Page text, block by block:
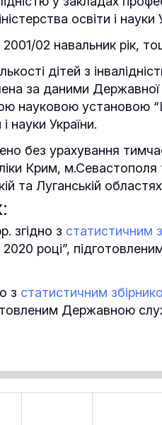
освіти і науки
02 навальник рік,
дітей з
за даними Державної
науковою установою
науки України.
без урахування
Крим,
та Луганській
згідно з статистичним
2020 році”,
з статистичним
Державною